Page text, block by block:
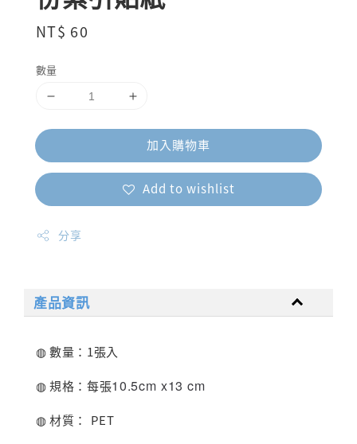
Regular
NT$ 60
數量
加入購物車
Add to wishlist
分享
產品資訊
◍ 數量：1張入
◍ 規格：每張10.5cm x13 cm
◍ 材質：
PET